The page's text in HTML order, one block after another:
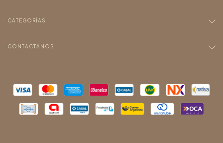
CATEGORÍAS
CONTACTÁNOS